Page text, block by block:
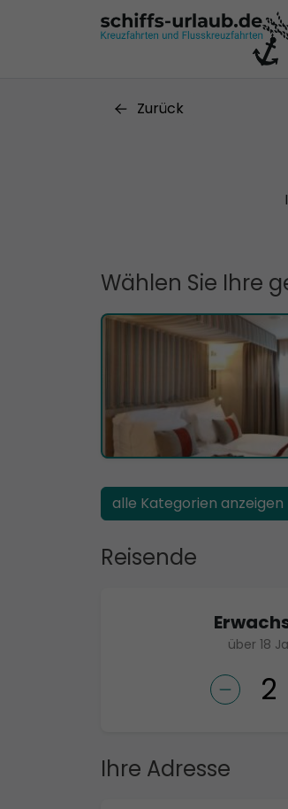
Zurück
Wählen Sie Ihre
alle Kategorien anzeigen
Reisende
über 18
Ihre Adresse